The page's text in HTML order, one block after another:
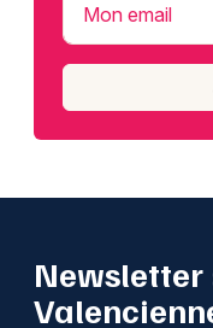
Mon email
Newsletter